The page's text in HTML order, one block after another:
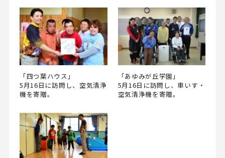
「四つ葉ハウス」
5月16日に訪問し、空気清浄
機を寄贈。
「あゆみが丘学園」
5月16日に訪問し、車いす・
空気清浄機を寄贈。